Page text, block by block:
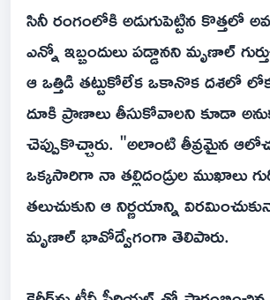
సినీ రంగంలోకి అడుగుపెట్టిన కొత్తలో
ఎన్నో ఇబ్బందులు పడ్డానని మృణాల్
ఆ ఒత్తిడి తట్టుకోలేక ఒకానొక దశలో
దూకి ప్రాణాలు తీసుకోవాలని కూడా
చెప్పుకొచ్చారు. "అలాంటి తీవ్రమైన
ఒక్కసారిగా నా తల్లిదండ్రుల ముఖాలు
తలుచుకుని ఆ నిర్ణయాన్ని
మృణాల్ భావోద్వేగంగా తెలిపారు.